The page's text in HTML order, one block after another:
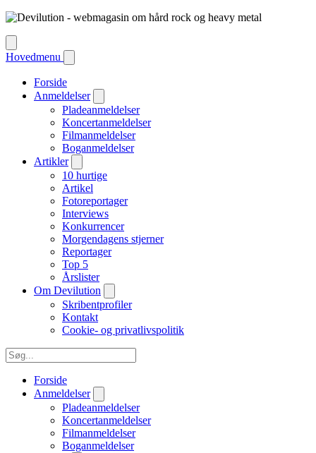
Hovedmenu
Forside
Anmeldelser
Pladeanmeldelser
Koncertanmeldelser
Filmanmeldelser
Boganmeldelser
Artikler
10 hurtige
Artikel
Fotoreportager
Interviews
Konkurrencer
Morgendagens stjerner
Reportager
Top 5
Årslister
Om Devilution
Skribentprofiler
Kontakt
Cookie- og privatlivspolitik
Forside
Anmeldelser
Pladeanmeldelser
Koncertanmeldelser
Filmanmeldelser
Boganmeldelser